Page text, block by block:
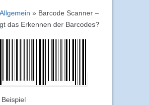
Allgemein » Barcode Scanner –
das Erkennen der Barcodes?